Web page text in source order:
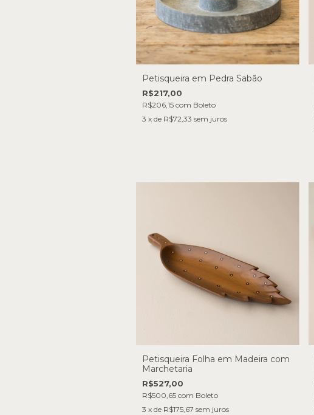
Petisqueira em Pedra Sabão
R$217,00
R$206,15 com Boleto
3 x de R$72,33 sem juros
Petisqueira Folha em Madeira com
Marchetaria
R$527,00
R$500,65 com Boleto
3 x de R$175,67 sem juros